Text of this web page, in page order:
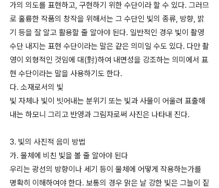
가의 의도를 표현하고, 구현하기 위한 수단이라 할 수 있다. 그러므
로 훌륭한 작품의 창작을 위해서는 그 수단인 빛의 종류, 방향, 밝
기 등을 잘 알고 활용할 줄 알아야 된다. 일반적인 경우 빛이 촬영
수단 내지는 표현 수단이라는 말은 같은 의미일 수도 있다. 다만 촬
영이 외형적인 것임에 대(對)하여 내면성을 강조하는 의미에서 표
현 수단이라는 말을 사용하기도 한다.
다. 소재로서의 빛
빛 자체나 빛이 빗어내는 분위기 또는 빛과 사물이 어울려 표출해
내는 하모니 그리고 반영과 그림자로써 사진은 나타내 진다.
3. 빛의 사진적 음미 방법
가. 물체에 비친 빛을 볼 줄 알아야 된다
우리는 광선의 방향이나 세기 등이 물체에 어떻게 작용하는가를
명확히 이해하여야 한다. 보통의 경우 맑은 날 강한 빛은 그늘이 짙